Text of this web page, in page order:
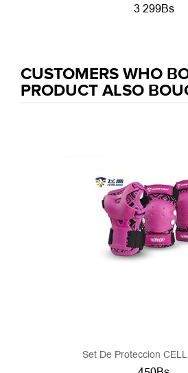
3 299Bs
CUSTOMERS WHO
PRODUCT ALSO
Set De Proteccion